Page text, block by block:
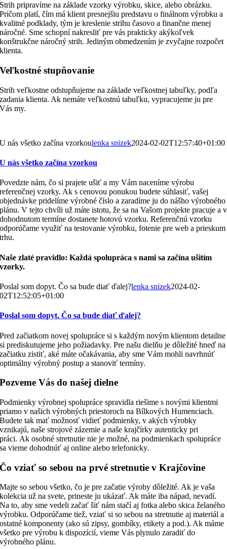
Strih pripravíme na základe vzorky výrobku, skice, alebo obrázku.
Pričom platí, čím má klient presnejšiu predstavu o finálnom výrobku a
kvalitné podklady, tým je kreslenie strihu časovo a finančne menej
náročné. Sme schopní nakresliť pre vás prakticky akýkoľvek
konštrukčne náročný strih. Jediným obmedzením je zvyčajne rozpočet
klienta.
Veľkostné stupňovanie
Strih veľkostne odstupňujeme na základe veľkostnej tabuľky, podľa
zadania klienta. Ak nemáte veľkostnú tabuľku, vypracujeme ju pre
Vás my.
U nás všetko začína vzorkoulenka snizek2024-02-02T12:57:40+01:00
U nás všetko začína vzorkou
Povedzte nám, čo si prajete ušiť a my Vám naceníme výrobu
referenčnej vzorky. Ak s cenovou ponukou budete súhlasiť, vašej
objednávke pridelíme výrobné číslo a zaradíme ju do nášho výrobného
plánu. V tejto chvíli už máte istotu, že sa na Vašom projekte pracuje a v
dohodnutom termíne dostanete hotovú vzorku. Referenčnú vzorku
odporúčame využiť na testovanie výrobku, fotenie pre web a prieskum
trhu.
Naše zlaté pravidlo: Každá spolupráca s nami sa začína ušitím
vzorky.
Poslal som dopyt. Čo sa bude diať ďalej?lenka snizek2024-02-
02T12:52:05+01:00
Poslal som dopyt. Čo sa bude diať ďalej?
Pred začiatkom novej spolupráce si s každým novým klientom detailne
si prediskutujeme jeho požiadavky. Pre našu dielňu je dôležité hneď na
začiatku zistiť, aké máte očakávania, aby sme Vám mohli navrhnúť
optimálny výrobný postup a stanoviť termíny.
Pozveme Vás do našej dielne
Podmienky výrobnej spolupráce spravidla riešime s novými klientmi
priamo v našich výrobných priestoroch na Bílkových Humenciach.
Budete tak mať možnosť vidieť podmienky, v akých výrobky
vznikajú, naše strojové zázemie a naše krajčírky autenticky pri
práci. Ak osobné stretnutie nie je možné, na podmienkach spolupráce
sa vieme dohodnúť aj online alebo telefonicky.
Čo vziať so sebou na prvé stretnutie v Krajčovine
Majte so sebou všetko, čo je pre začatie výroby dôležité. Ak je vaša
kolekcia už na svete, prineste ju ukázať. Ak máte iba nápad, nevadí.
Na to, aby sme vedeli začať šiť nám stačí aj fotka alebo skica želaného
výrobku. Odporúčame tiež, vziať si so sebou na stretnutie aj materiál a
ostatné komponenty (ako sú zipsy, gombíky, etikety a pod.). Ak máme
všetko pre výrobu k dispozícií, vieme Vás plynulo zaradiť do
výrobného plánu.